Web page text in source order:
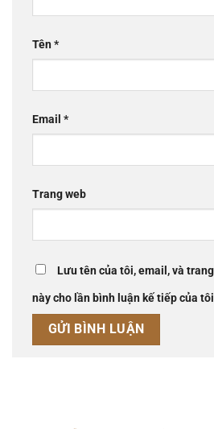
Tên*
Email *
Trang web
Lưu tên của tôi, email, và
này cho lần bình luận kế tiếp của